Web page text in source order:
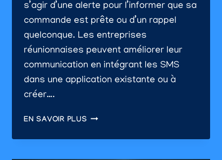
s’agir d’une alerte pour l’informer que sa
commande est prête ou d’un rappel
quelconque. Les entreprises
réunionnaises peuvent améliorer leur
communication en intégrant les SMS
dans une application existante ou à
créer….
EN SAVOIR PLUSENVOI
SMS